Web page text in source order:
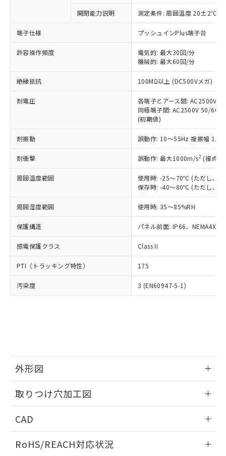
開閉能力説明 測定条件: 周囲温度 20±2℃、
端子仕様 プッシュインPlus端子台
許容操作頻度
電気的: 最大30回/分
機械的: 最大60回/分
絶縁抵抗 100MΩ以上 (DC500Vメガ)
耐電圧
各端子とアース間: AC2500V
同極端子間: AC2500V 50/
(初期値)
耐振動 誤動作: 10～55Hz 複振幅
耐衝撃 誤動作: 最大1000m/s2 (接点
周囲温度範囲
使用時: -25～70℃ (ただし、氷
保存時: -40～80℃ (ただし、氷
周囲湿度範囲 使用時: 35～85%RH
保護構造 パネル前面: IP66、NEMA4X,
感電保護クラス Class II
PTI（トラッキング特性） 175
汚染度 3 (EN60947-5-1)
外形図
取りつけ穴加工図
CAD
ドすることができます。
RoHS/REACH対応状況
以下の条件をお読みいただき、同意のうえ
ご利用ください。
本サービスは、当社制御機器事業取扱
商品の当社在庫状況および標準価格
当社制御機器事業取扱商品の中には、
本サービスの対象外となる商品もある
ことをご了承ください。
在庫状況および標準価格照会結果は、
記載している更新日時点での社内デー
タに基づき作成されるものであり、閲
覧された時点での実際の在庫および標
準価格とは異なる場合があることをご
正式な納期状況および標準価格はお客
様のお取引先、またはお客様担当のオ
ムロン制御機器販売店・当社販売員に
オムロン制御機器販売店や当社販売拠
販売ネットワーク
」をご確認
ください。
在庫状況および標準価格結果を当社の
事前の承諾なく第三者に漏洩または開
マイパーツ機能（部品リスト作成サー
および当社の共同利用者が、当社の製
※当社の共同利用者とは、
の共同利用に関して"
の「1.共同利
対応予定なし：EU RoHS指令（10物質）の
非含有に非対応の商品で、対応品を出す予
定はありません。
調査・確認中：EU RoHS指令（10物質）の
非含有の対応状況を調査中または確認中の
非該当品：ライセンス料など無形物で、有
害物質有無と関係のない商品です。
いたものが、含有品と判明した場合などや
むを得ず変更することがあります。
六価クロム(Cr(Ⅵ)) 1000ppm以下、ポリ臭化ビフェニル
類(PBB) 1000ppm以下、ポリ臭化ジフェニルエーテル類
(PBDE) 1000ppm以下、フタル酸ビス(2-エチルヘキシ
ル) (DEHP)(別名：DOP) 1000ppm以下、フタル酸ブチ
ルベンジル（BBP） 1000ppm以下、フタル酸ジブチル
（DBP） 1000ppm以下、フタル酸ジイソブチル
(DIBP) 1000ppm以下
フタル酸エステル類の４物質については閾値を超える意
図的な使用がないことを確認しています。
※2 対応予定月
部品在庫の切り替え状況などにより、予定
月が前後することがあります。
とができます。
EU RoHS指令（10物質）の非含有証明書
ものではありません。
また、RoHS指令のフタル酸エステル類４
※1 中国RoHS○×表
「○」：最大均質材料含有率が中国RoHSの
基準値以下であることを示します。
「×」：最大均質材料含有率が中国RoHSの
基準値を超えていることを示します。
「－」：未確認です。当社販売部門へお問
*中国RoHS10物質の基準値 (GB/T26572)：
Pb(鉛) :1000ppm、 Hg(水銀) : 1000ppm、 Cd(カドミウ
Cr(Ⅵ)(六価クロム) : 1000ppm、 PBBs(ポリ臭化ビフェ
ニル類) : 1000ppm、 PBDEs(ポリ臭化ジフェニルエーテ
DBP(フタル酸ジブチル) : 1000ppm、 DIBP(フタル酸ジ
イソブチル) : 1000ppm、 BBP(フタル酸ブチルベンジ
ル) : 1000ppm、
DEHP(フタル酸ビス(2-エチルヘキシル)) : 1000ppm
※2 環境保護使用期限
「ｅ」：有害物質（10物質）のすべてが基
準値以下であることを示します。
「10」：通常の使用状況下において有害物
質が外部に漏えいし、環境に深刻な影響を
当社は、これら貴社製品のうち、外国
為替および外国貿易法に定める商品
（以下｢規制貨物等」という）を輸出
または国外への提供する場合は、日本
国政府の輸出許可(または役務取引許
可)を取得するなどの必要な手続きを
当社は規制貨物を破棄する場合は、完
全に破砕するなど、違法に輸出されな
いよう必要な手段を講じます。
ル、化学兵器、生物兵器またはその他
武器並びにこれらの製造装置等に一切
使用いたしません。
当社は、貴社製品を第三者に販売する
場合は、上記1、2および3の内容を当
該第三者に通知します。また当社は、
販売先および販売に係わる関係者が違
法に輸出するおそれがある場合は、取
○ 一定数以上の在庫あり
一定数には満たないが在庫あり
在庫なし(最新の在庫状況につ
いては、お客様のお取引先、ま
たはお客様担当のオムロン制御
機器販売店・当社販売員にご確
認ください)
受注生産機種、また在庫状況の